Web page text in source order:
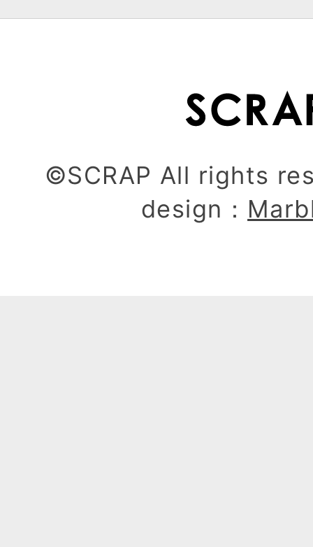
©SCRAP All rights
design：